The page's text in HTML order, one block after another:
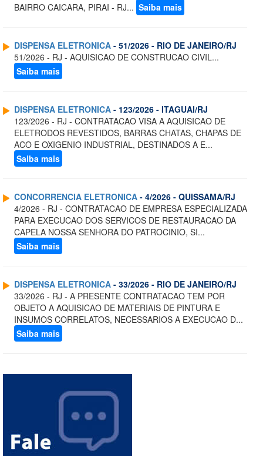
BAIRRO CAICARA, PIRAI - RJ... Saiba mais
DISPENSA ELETRONICA - 51/2026 - RIO DE JANEIRO/RJ
51/2026 - RJ - AQUISICAO DE CONSTRUCAO CIVIL...
Saiba mais
DISPENSA ELETRONICA - 123/2026 - ITAGUAI/RJ
123/2026 - RJ - CONTRATACAO VISA A AQUISICAO DE
ELETRODOS REVESTIDOS, BARRAS CHATAS, CHAPAS DE
ACO E OXIGENIO INDUSTRIAL, DESTINADOS A E...
Saiba mais
CONCORRENCIA ELETRONICA - 4/2026 - QUISSAMA/RJ
4/2026 - RJ - CONTRATACAO DE EMPRESA ESPECIALIZADA
PARA EXECUCAO DOS SERVICOS DE RESTAURACAO DA
CAPELA NOSSA SENHORA DO PATROCINIO, SI...
Saiba mais
DISPENSA ELETRONICA - 33/2026 - RIO DE JANEIRO/RJ
33/2026 - RJ - A PRESENTE CONTRATACAO TEM POR
OBJETO A AQUISICAO DE MATERIAIS DE PINTURA E
INSUMOS CORRELATOS, NECESSARIOS A EXECUCAO D...
Saiba mais